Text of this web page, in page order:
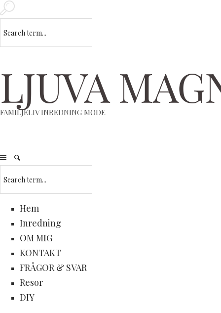
LJUVA
FAMILJELIV INREDNING MODE
Hem
Inredning
OM MIG
KONTAKT
FRÅGOR & SVAR
Resor
DIY